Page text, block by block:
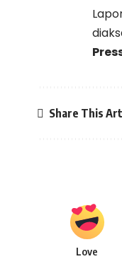
Share This
Love